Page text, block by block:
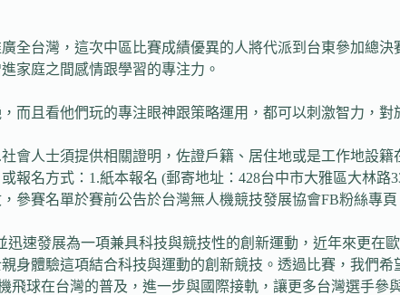
全台灣，這次中區比賽成績優異的人將代派到台東參加總
家庭之間感情跟學習的專注力。
而且看他們玩的專注眼神跟策略運用，都可以刺激智力，對
會人士須提供相關證明，佐證戶籍、居住地或是工作地設
報名方式：1.紙本報名 (郵寄地址：428台中市大雅區大林
參賽名單於賽前公告於台灣無人機競技發展協會FB粉絲專頁
迅速發展為一項兼具科技與競技性的創新運動，近年來更
身體驗這項結合科技與運動的創新競技。透過比賽，我們
球在台灣的普及，進一步與國際接軌，讓更多台灣選手